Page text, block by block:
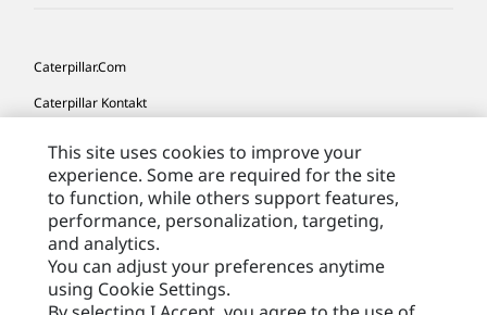
Caterpillar.com
Caterpillar Kontakt
Moje Preferencje Marketingowe
Site Map
Cookie Settings
Legal
This site uses cookies to improve your
experience. Some are required for the site
to function, while others support features,
performance, personalization, targeting,
and analytics.
You can adjust your preferences anytime
using Cookie Settings.